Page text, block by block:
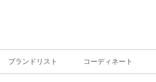
ブランドリスト コーディネート